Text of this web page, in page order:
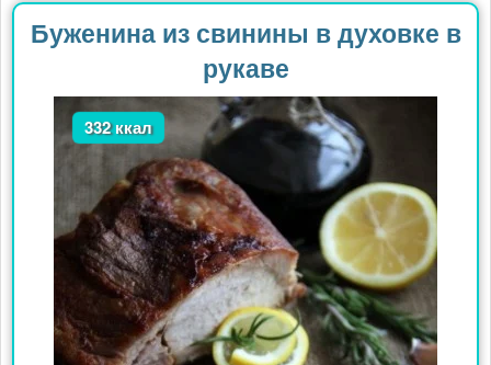
Буженина из свинины в духовке в
рукаве
332 ккал